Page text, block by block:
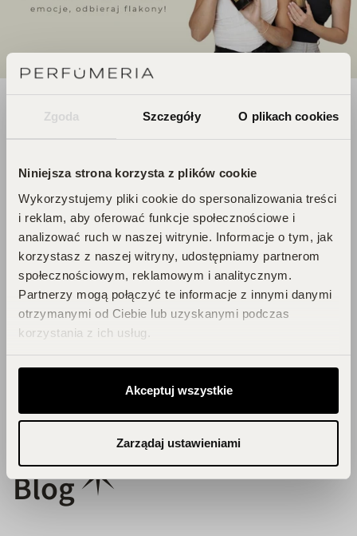
Zgoda Szczegóły O plikach cookies
Niniejsza strona korzysta z plików cookie
Wykorzystujemy pliki cookie do spersonalizowania treści
i reklam, aby oferować funkcje społecznościowe i
analizować ruch w naszej witrynie. Informacje o tym, jak
korzystasz z naszej witryny, udostępniamy partnerom
społecznościowym, reklamowym i analitycznym.
Partnerzy mogą połączyć te informacje z innymi danymi
otrzymanymi od Ciebie lub uzyskanymi podczas
korzystania z ich usług.
Akceptuj wszystkie
Zarządaj ustawieniami
DOŁĄCZ DO ŚWIATA
Każde zakupy to krok w stronę Twojego
wymarzonego flakonu. Czekają na
Ciebie zniżki i prezenty, których nie
chcesz przegapić!
Zbieraj punkty, odkrywaj emocje,
odbieraj flakony!
DOŁĄCZ DO KLUBU!
Blog